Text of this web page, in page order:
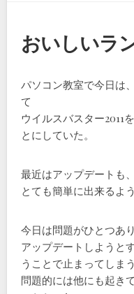
おいしいラ
パソコン教室で今日は
て
ウイルスバスター2011
とにしていた。
最近はアップデートも
とても簡単に出来るよ
今日は問題がひとつあり
アップデートしようと
うことで止まってしま
問題的には他にも起き